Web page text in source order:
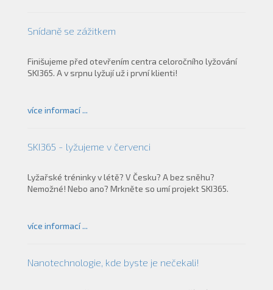
Snídaně se zážitkem
Finišujeme před otevřením centra celoročního lyžování
SKI365. A v srpnu lyžují už i první klienti!
více informací ...
SKI365 - lyžujeme v červenci
Lyžařské tréninky v létě? V Česku? A bez sněhu?
Nemožné! Nebo ano? Mrkněte so umí projekt SKI365.
více informací ...
Nanotechnologie, kde byste je nečekali!